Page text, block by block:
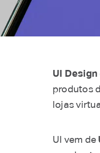
UI Design
produtos
lojas
UI vem de